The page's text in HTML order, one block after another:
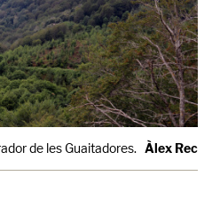
de les Guaitadores. Àlex